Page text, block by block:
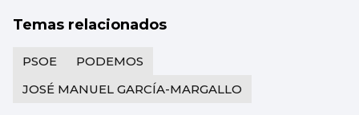
Temas relacionados
PSOE
PODEMOS
JOSÉ MANUEL GARCÍA-MARGALLO